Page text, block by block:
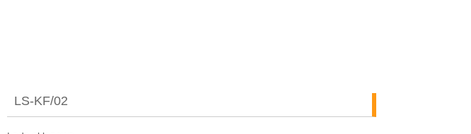
LS-KF/02